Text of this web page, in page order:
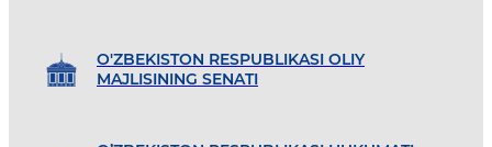
O'ZBEKISTON RESPUBLIKASI OLIY
MAJLISINING SENATI